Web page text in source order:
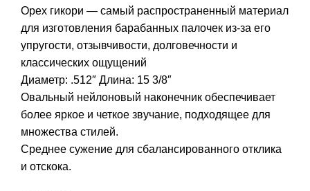
Орех гикори — самый распространенный материал
для изготовления барабанных палочек из-за его
упругости, отзывчивости, долговечности и
классических ощущений
Диаметр: .512″ Длина: 15 3/8″
Овальный нейлоновый наконечник обеспечивает
более яркое и четкое звучание, подходящее для
множества стилей.
Среднее сужение для сбалансированного отклика
и отскока.